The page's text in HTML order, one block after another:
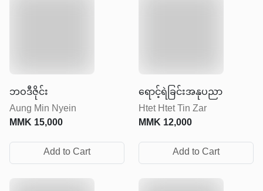
ဘဝဒီဇိုင်း
Aung Min Nyein
MMK15,000
Add to Cart
ရောင့်ရဲခြင်းအနုပညာ
Htet Htet Tin Zar
MMK12,000
Add to Cart